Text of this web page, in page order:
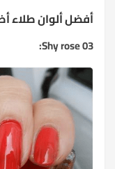
أفضل ألوان طلاء
03 Shy rose: